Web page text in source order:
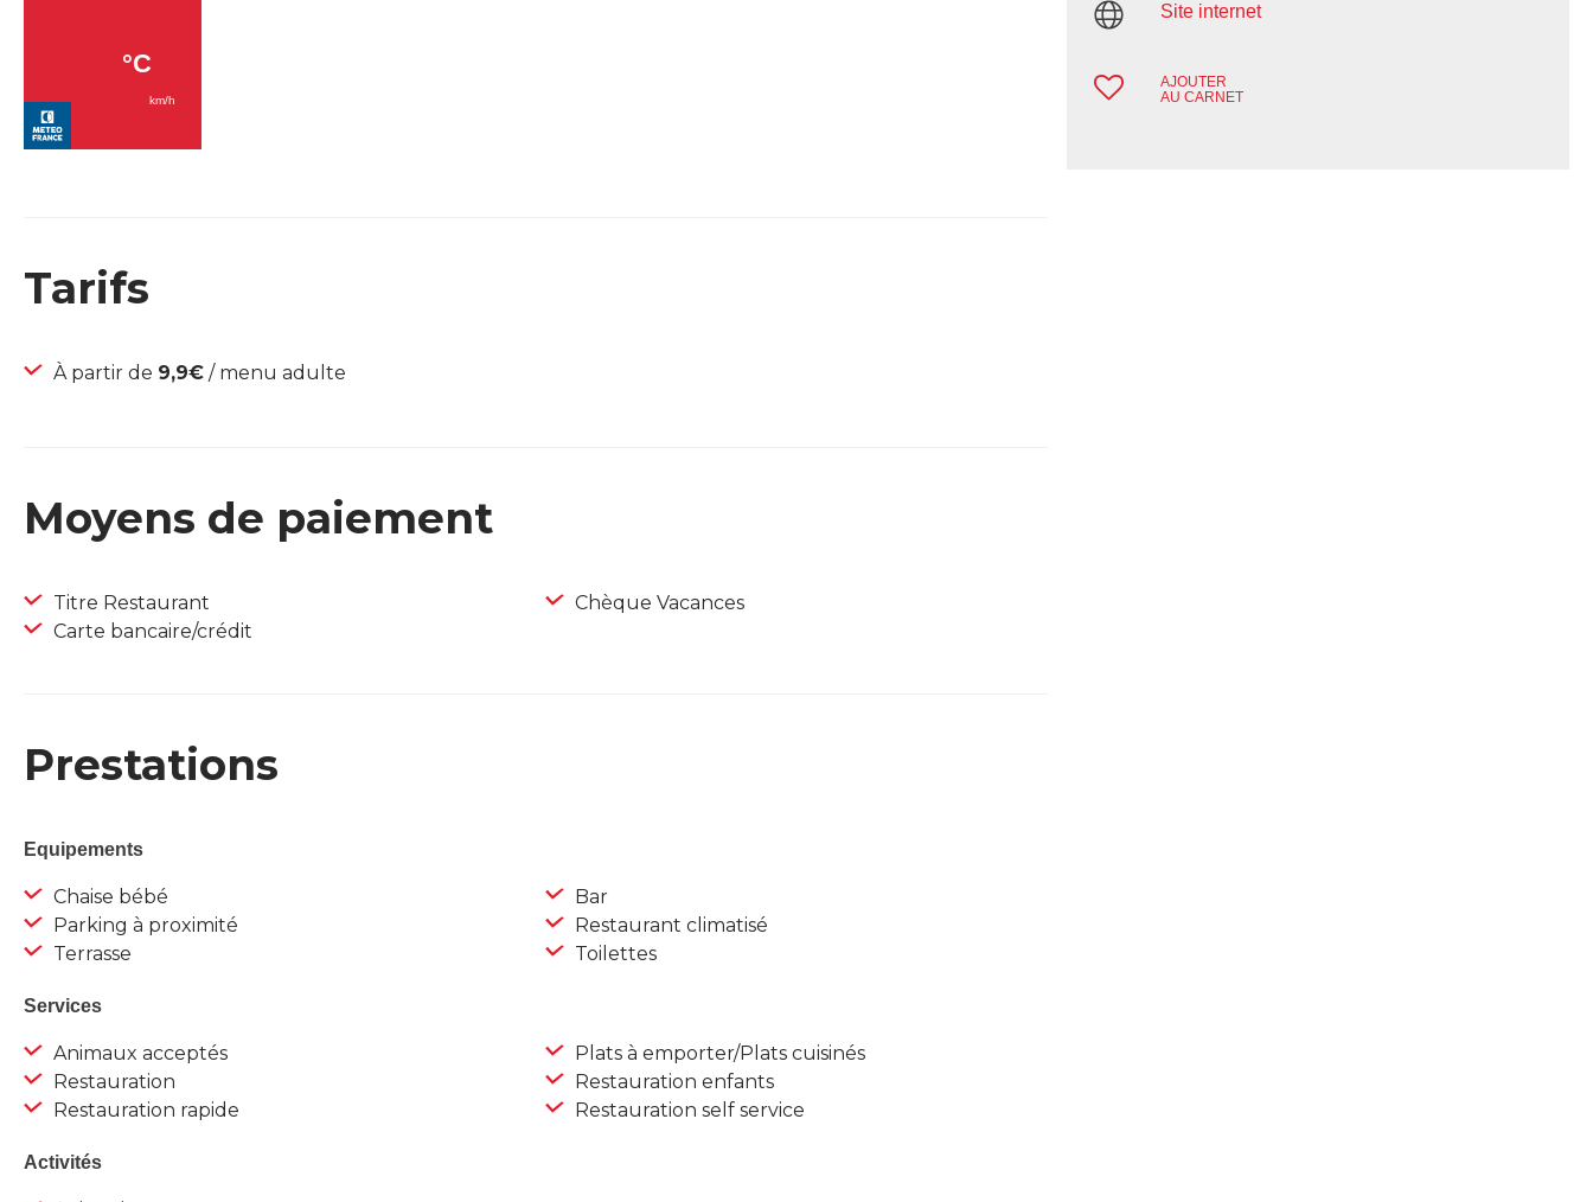
Tarifs
À partir de 9,9€ / menu adulte
Moyens de paiement
Titre Restaurant
Carte bancaire/crédit
Chèque Vacances
Prestations
Equipements
Chaise bébé
Parking à proximité
Terrasse
Bar
Restaurant climatisé
Toilettes
Services
Animaux acceptés
Restauration
Restauration rapide
Plats à emporter/Plats cuisinés
Restauration enfants
Restauration self service
Activités
Site internet
AJOUTER
AU CARNET